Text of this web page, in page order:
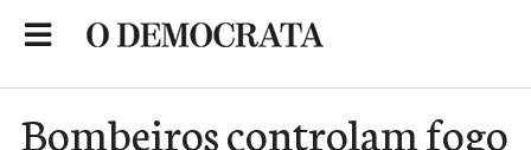
Bombeiros controlam fogo